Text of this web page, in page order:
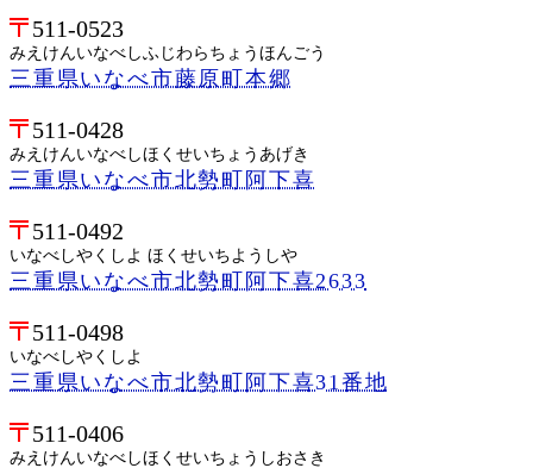
511-0523
みえけんいなべしふじわらちょうほんごう
三重県いなべ市藤原町本郷
511-0428
みえけんいなべしほくせいちょうあげき
三重県いなべ市北勢町阿下喜
511-0492
いなべしやくしよ ほくせいちようしや
三重県いなべ市北勢町阿下喜2633
511-0498
いなべしやくしよ
三重県いなべ市北勢町阿下喜31番地
511-0406
みえけんいなべしほくせいちょうしおさき